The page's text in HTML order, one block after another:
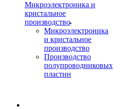
Микроэлектроника и
кристальное
производство
Микроэлектроника
и кристальное
производство
Производство
полупроводниковых
пластин